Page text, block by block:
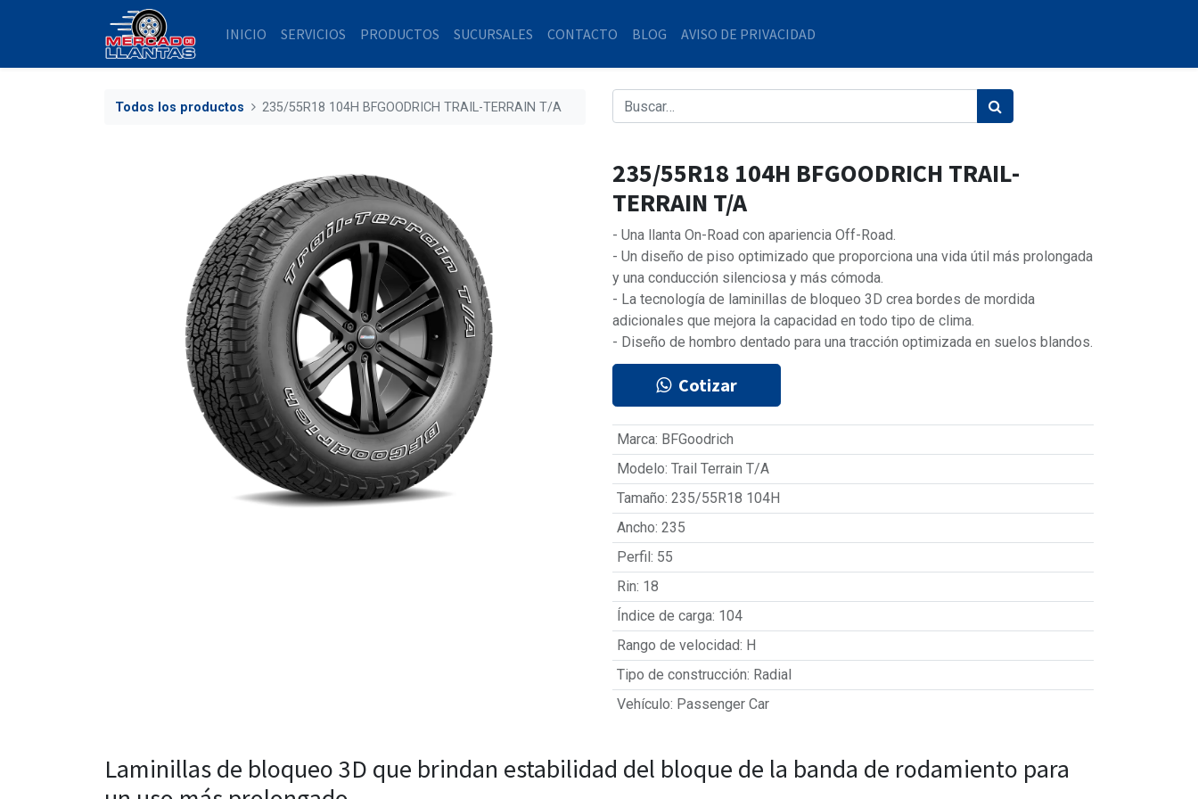
INICIO SERVICIOS PRODUCTOS SUCURSALES CONTACTO BLOG AVISO DE PRIVACIDAD
Todos los productos 235/55R18 104H BFGOODRICH TRAIL-TERRAIN T/A
235/55R18 104H BFGOODRICH TRAIL-
TERRAIN T/A
- Una llanta On-Road con apariencia Off-Road.
- Un diseño de piso optimizado que proporciona una vida útil más prolongada
y una conducción silenciosa y más cómoda.
- La tecnología de laminillas de bloqueo 3D crea bordes de mordida
adicionales que mejora la capacidad en todo tipo de clima.
- Diseño de hombro dentado para una tracción optimizada en suelos blandos.
Cotizar
Marca: BFGoodrich
Modelo: Trail Terrain T/A
Tamaño: 235/55R18 104H
Ancho: 235
Perfil: 55
Rin: 18
Índice de carga: 104
Rango de velocidad: H
Tipo de construcción: Radial
Vehículo: Passenger Car
Laminillas de bloqueo 3D que brindan estabilidad del bloque de la banda de rodamiento para